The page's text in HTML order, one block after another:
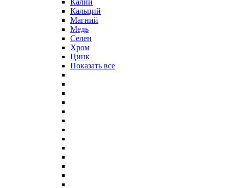
Кальций
Магний
Медь
Селен
Хром
Цинк
Показать все